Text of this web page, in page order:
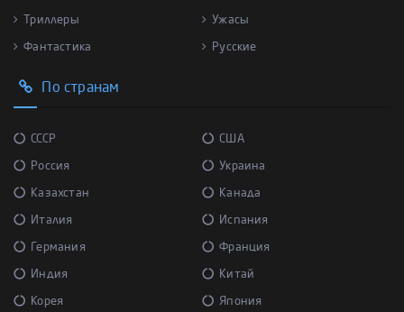
Триллеры Ужасы
Фантастика Русские
По странам
СССР США
Россия Украина
Казахстан Канада
Италия Испания
Германия Франция
Индия Китай
Корея Япония